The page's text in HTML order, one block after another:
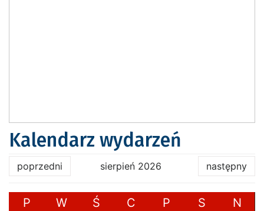
Kalendarz wydarzeń
poprzedni sierpień 2026 następny
P W Ś C P S N